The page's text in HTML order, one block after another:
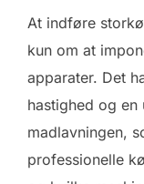
At indføre
kun om at
apparater. Det
hastighed og
madlavningen,
professionelle